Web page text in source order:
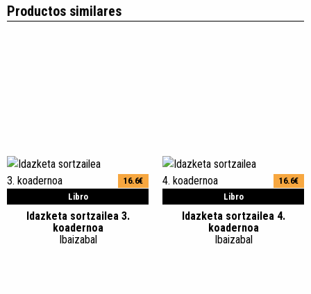
Productos similares
Libro
16.6€
Idazketa sortzailea 3.
koadernoa
Ibaizabal
Libro
16.6€
Idazketa sortzailea 4.
koadernoa
Ibaizabal